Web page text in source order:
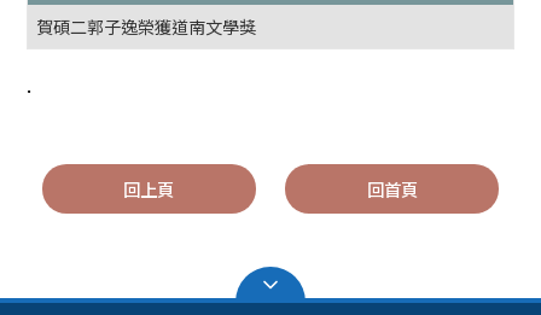
賀碩二郭子逸榮獲道南文學獎
.
回上頁 回首頁